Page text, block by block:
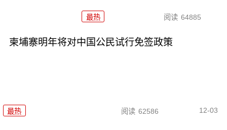
最热 阅读 64885
柬埔寨明年将对中国公民试行免签政策
最热 阅读 62586 12-03